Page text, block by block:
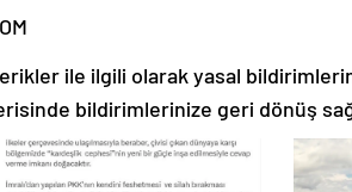
ile ilgili olarak yasal
bildirimlerinize geri dönüş